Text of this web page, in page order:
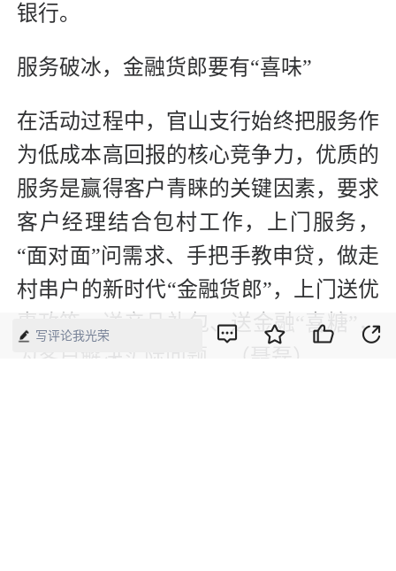
银行。
服务破冰，金融货郎要有“喜味”
在活动过程中，官山支行始终把服务作
为低成本高回报的核心竞争力，优质的
服务是赢得客户青睐的关键因素，要求
客户经理结合包村工作，上门服务，
“面对面”问需求、手把手教申贷，做走
村串户的新时代“金融货郎”，上门送优
惠政策、送产品礼包、送金融“喜糖”，
为客户解决实际问题。（聂磊）
写评论我光荣